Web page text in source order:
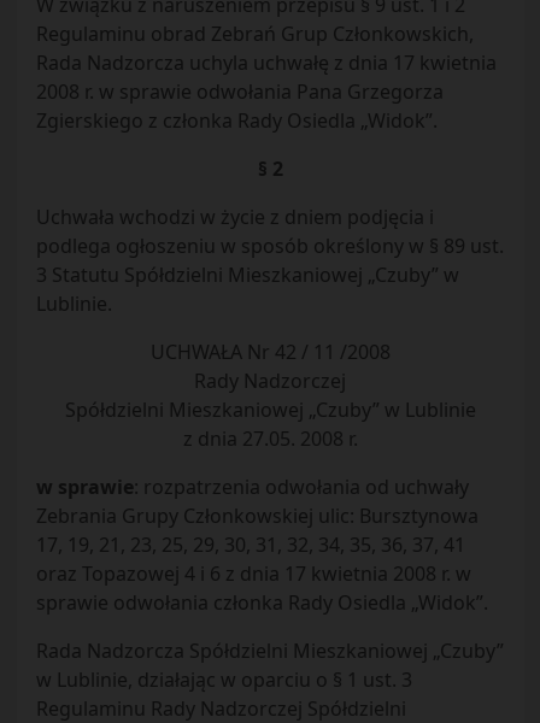
Regulaminu obrad Zebrań Grup Członkowskich,
Rada Nadzorcza uchyla uchwałę z dnia 17 kwietnia
2008 r. w sprawie odwołania Pana Grzegorza
Zgierskiego z członka Rady Osiedla „Widok”.
§ 2
Uchwała wchodzi w życie z dniem podjęcia i
podlega ogłoszeniu w sposób określony w § 89 ust.
3 Statutu Spółdzielni Mieszkaniowej „Czuby” w
Lublinie.
UCHWAŁA Nr 42 / 11 /2008
Rady Nadzorczej
Spółdzielni Mieszkaniowej „Czuby” w Lublinie
z dnia 27.05. 2008 r.
w sprawie: rozpatrzenia odwołania od uchwały
Zebrania Grupy Członkowskiej ulic: Bursztynowa
17, 19, 21, 23, 25, 29, 30, 31, 32, 34, 35, 36, 37, 41
oraz Topazowej 4 i 6 z dnia 17 kwietnia 2008 r. w
sprawie odwołania członka Rady Osiedla „Widok”.
Rada Nadzorcza Spółdzielni Mieszkaniowej „Czuby”
w Lublinie, działając w oparciu o § 1 ust. 3
Regulaminu Rady Nadzorczej Spółdzielni